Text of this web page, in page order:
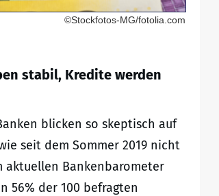
©Stockfotos-MG/fotolia.com
stabil, Kredite werden
blicken so skeptisch auf
seit dem Sommer 2019 nicht
aktuellen Bankenbarometer
56% der 100 befragten